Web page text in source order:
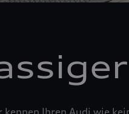
kennen Ihren Audi wie